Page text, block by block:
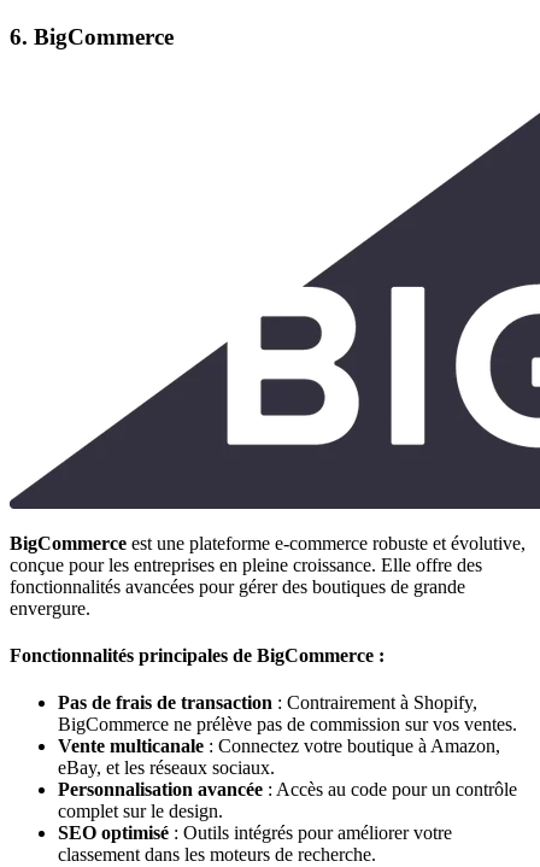
6. BigCommerce
BigCommerce est une plateforme e-commerce robuste et évolutive,
conçue pour les entreprises en pleine croissance. Elle offre des
fonctionnalités avancées pour gérer des boutiques de grande
envergure.
Fonctionnalités principales de BigCommerce :
Pas de frais de transaction : Contrairement à Shopify,
BigCommerce ne prélève pas de commission sur vos ventes.
Vente multicanale : Connectez votre boutique à Amazon,
eBay, et les réseaux sociaux.
Personnalisation avancée : Accès au code pour un contrôle
complet sur le design.
SEO optimisé : Outils intégrés pour améliorer votre
classement dans les moteurs de recherche.